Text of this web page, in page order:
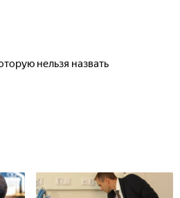
нельзя назвать